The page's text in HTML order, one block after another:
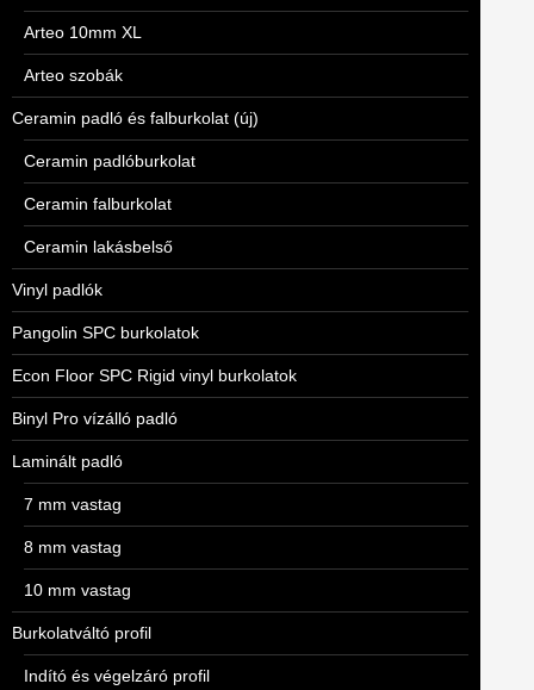
Arteo 10mm XL
Arteo szobák
Ceramin padló és falburkolat (új)
Ceramin padlóburkolat
Ceramin falburkolat
Ceramin lakásbelső
Vinyl padlók
Pangolin SPC burkolatok
Econ Floor SPC Rigid vinyl burkolatok
Binyl Pro vízálló padló
Laminált padló
7 mm vastag
8 mm vastag
10 mm vastag
Burkolatváltó profil
Indító és végelzáró profil